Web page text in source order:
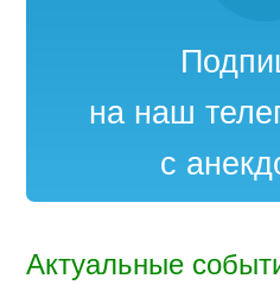
на наш
с
Актуальные